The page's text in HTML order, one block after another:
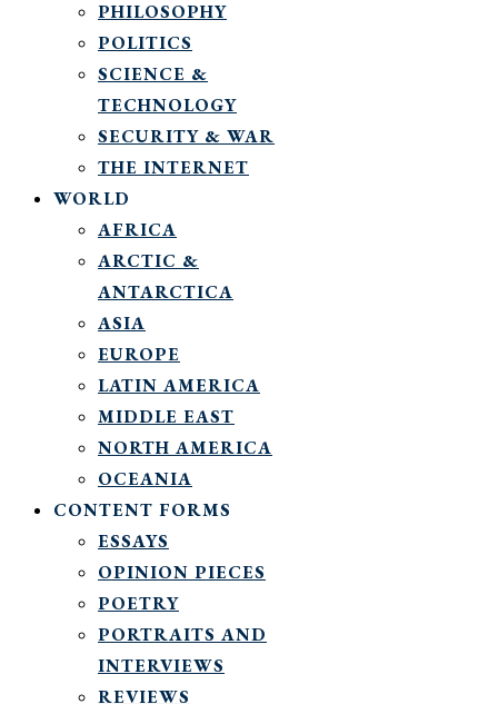
PHILOSOPHY
POLITICS
SCIENCE &
TECHNOLOGY
SECURITY & WAR
THE INTERNET
WORLD
AFRICA
ARCTIC &
ANTARCTICA
ASIA
EUROPE
LATIN AMERICA
MIDDLE EAST
NORTH AMERICA
OCEANIA
CONTENT FORMS
ESSAYS
OPINION PIECES
POETRY
PORTRAITS AND
INTERVIEWS
REVIEWS